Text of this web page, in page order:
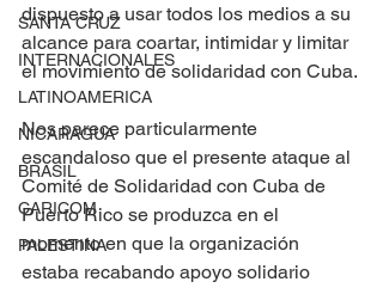
SANTA CRUZ
INTERNACIONALES
LATINOAMERICA
NICARAGUA
BRASIL
CARICOM
PALESTINA
dispuesto a usar todos los medios a su
alcance para coartar, intimidar y limitar
el movimiento de solidaridad con Cuba.
Nos parece particularmente
escandaloso que el presente ataque al
Comité de Solidaridad con Cuba de
Puerto Rico se produzca en el
momento en que la organización
estaba recabando apoyo solidario